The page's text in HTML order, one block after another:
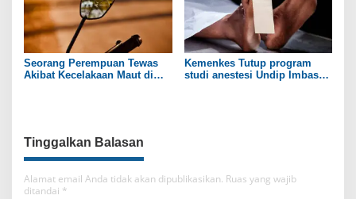
Seorang Perempuan Tewas
Akibat Kecelakaan Maut di
Kemenkes Tutup program
studi anestesi Undip Imbas
Tinggalkan Balasan
Alamat email Anda tidak akan dipublikasikan. Ruas yang wajib
ditandai *